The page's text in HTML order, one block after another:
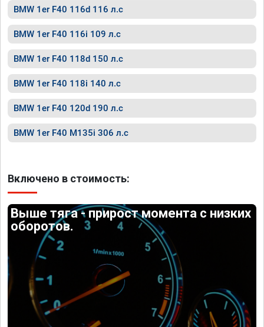
BMW 1er F40 116d 116 л.с
BMW 1er F40 116i 109 л.с
BMW 1er F40 118d 150 л.с
BMW 1er F40 118i 140 л.с
BMW 1er F40 120d 190 л.с
BMW 1er F40 M135i 306 л.с
Включено в стоимость:
Выше тяга - прирост момента с низких
оборотов.